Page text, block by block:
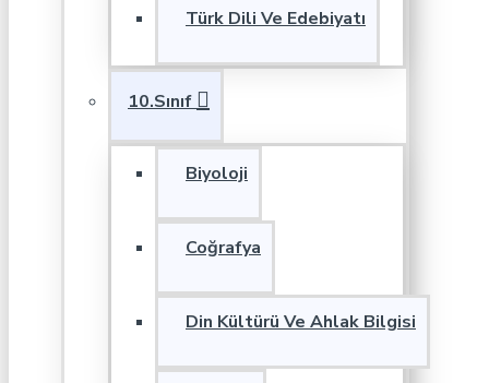
Türk Dili Ve Edebiyatı
10.Sınıf
Biyoloji
Coğrafya
Din Kültürü Ve Ahlak Bilgisi